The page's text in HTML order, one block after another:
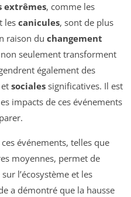
extrêmes, comme les
les canicules, sont de plus
raison du changement
seulement transforment
également des
et sociales significatives. Il est
impacts de ces événements
événements, telles que
moyennes, permet de
l’écosystème et les
a démontré que la hausse